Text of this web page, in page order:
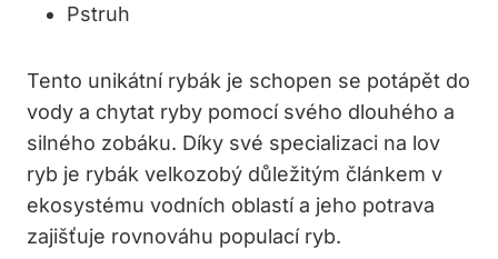
Pstruh
Tento unikátní rybák je schopen se potápět do
vody a chytat ryby pomocí svého dlouhého a
silného zobáku. Díky své specializaci na lov
ryb je rybák velkozobý důležitým článkem v
ekosystému vodních oblastí a jeho potrava
zajišťuje rovnováhu populací ryb.